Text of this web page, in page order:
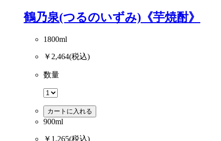
鶴乃泉(つるのいずみ)《芋焼酎》
1800ml
￥2,464(税込)
数量
カートに入れる
900ml